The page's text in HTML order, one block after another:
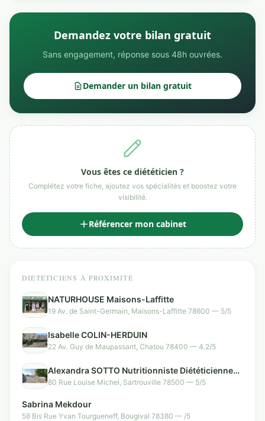
Demandez votre bilan gratuit
Sans engagement, réponse sous 48h ouvrées.
Demander un bilan gratuit
Vous êtes ce diététicien ?
Complétez votre fiche, ajoutez vos spécialités et boostez votre
visibilité.
Référencer mon cabinet
DIÉTÉTICIENS À PROXIMITÉ
NATURHOUSE Maisons-Laffitte
19 Av. de Saint-Germain, Maisons-Laffitte 78600 — 5/5
Isabelle COLIN-HERDUIN
22 Av. Guy de Maupassant, Chatou 78400 — 4.2/5
Alexandra SOTTO Nutritionniste Diététicienne
SARTROUVILLE (78500)
80 Rue Louise Michel, Sartrouville 78500 — 5/5
Sabrina Mekdour
58 Bis Rue Yvan Tourgueneff, Bougival 78380 — /5